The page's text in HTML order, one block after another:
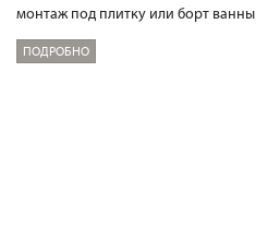
монтаж под плитку или борт ванны
ПОДРОБНО